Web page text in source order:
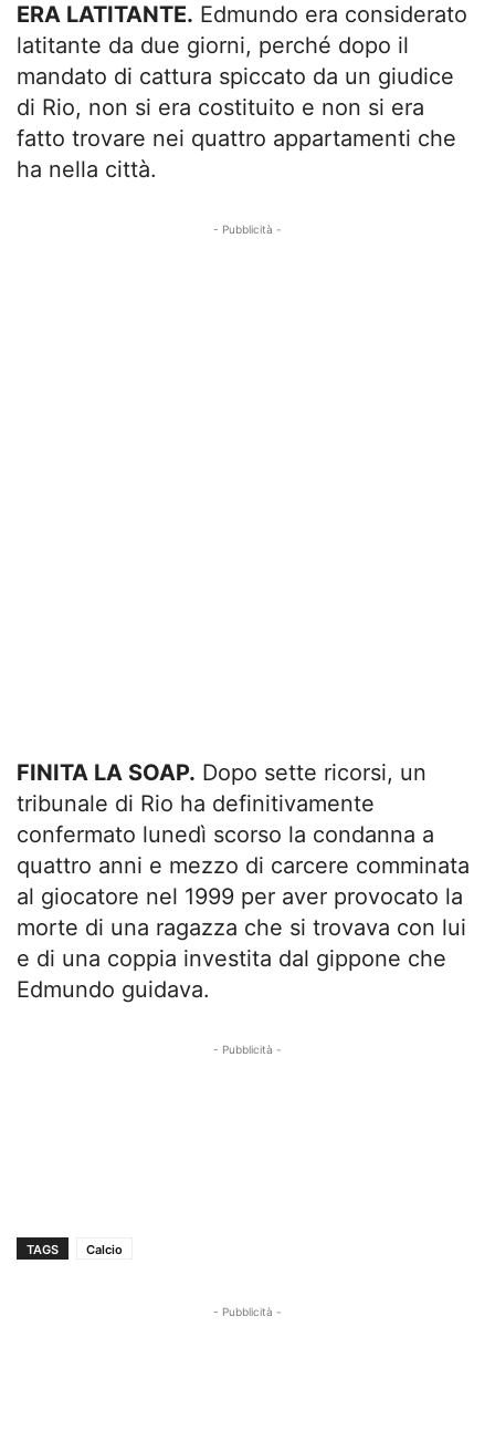
ERA LATITANTE. Edmundo era considerato
latitante da due giorni, perché dopo il
mandato di cattura spiccato da un giudice
di Rio, non si era costituito e non si era
fatto trovare nei quattro appartamenti che
ha nella città.
- Pubblicità -
FINITA LA SOAP. Dopo sette ricorsi, un
tribunale di Rio ha definitivamente
confermato lunedì scorso la condanna a
quattro anni e mezzo di carcere comminata
al giocatore nel 1999 per aver provocato la
morte di una ragazza che si trovava con lui
e di una coppia investita dal gippone che
Edmundo guidava.
- Pubblicità -
TAGS Calcio
- Pubblicità -